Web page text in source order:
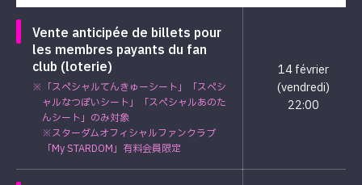
Vente anticipée de billets pour
les membres payants du fan
club (loterie)
※「スペシャルてんきゅーシート」「スペシ
ャルなつぽいシート」「スペシャルあのた
んシート」のみ対象
※スターダムオフィシャルファンクラブ
「My STARDOM」有料会員限定
14 février
(vendredi)
22:00